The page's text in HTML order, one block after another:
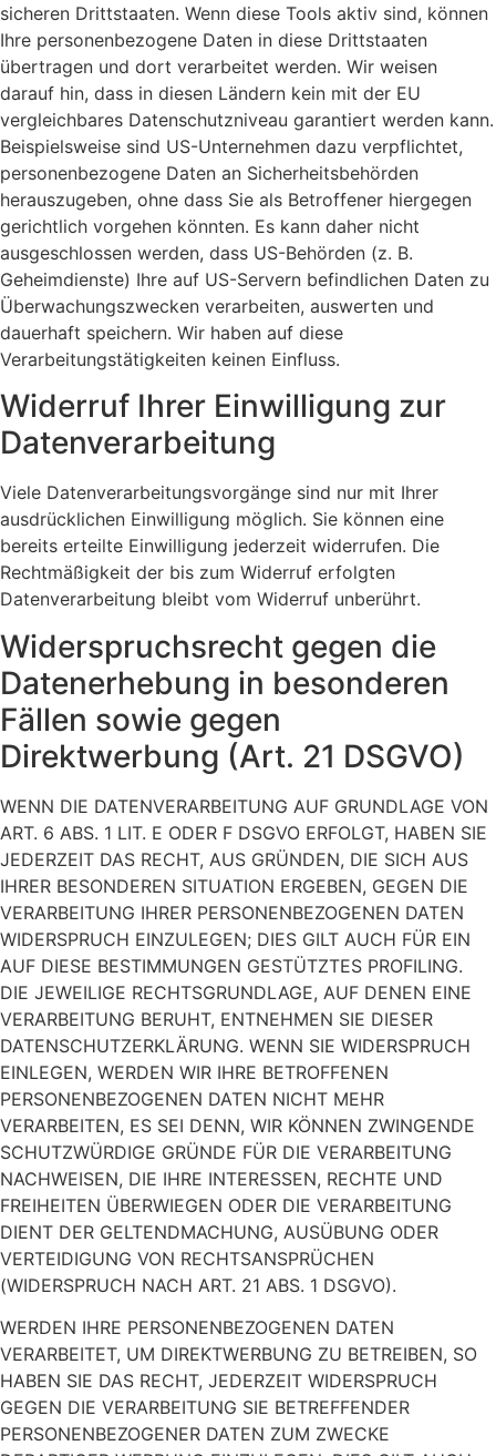
sicheren Drittstaaten. Wenn diese Tools aktiv sind, können
Ihre personenbezogene Daten in diese Drittstaaten
übertragen und dort verarbeitet werden. Wir weisen
darauf hin, dass in diesen Ländern kein mit der EU
vergleichbares Datenschutzniveau garantiert werden kann.
Beispielsweise sind US-Unternehmen dazu verpflichtet,
personenbezogene Daten an Sicherheitsbehörden
herauszugeben, ohne dass Sie als Betroffener hiergegen
gerichtlich vorgehen könnten. Es kann daher nicht
ausgeschlossen werden, dass US-Behörden (z. B.
Geheimdienste) Ihre auf US-Servern befindlichen Daten zu
Überwachungszwecken verarbeiten, auswerten und
dauerhaft speichern. Wir haben auf diese
Verarbeitungstätigkeiten keinen Einfluss.
Widerruf Ihrer Einwilligung zur
Datenverarbeitung
Viele Datenverarbeitungsvorgänge sind nur mit Ihrer
ausdrücklichen Einwilligung möglich. Sie können eine
bereits erteilte Einwilligung jederzeit widerrufen. Die
Rechtmäßigkeit der bis zum Widerruf erfolgten
Datenverarbeitung bleibt vom Widerruf unberührt.
Widerspruchsrecht gegen die
Datenerhebung in besonderen
Fällen sowie gegen
Direktwerbung (Art. 21 DSGVO)
WENN DIE DATENVERARBEITUNG AUF GRUNDLAGE VON
ART. 6 ABS. 1 LIT. E ODER F DSGVO ERFOLGT, HABEN SIE
JEDERZEIT DAS RECHT, AUS GRÜNDEN, DIE SICH AUS
IHRER BESONDEREN SITUATION ERGEBEN, GEGEN DIE
VERARBEITUNG IHRER PERSONENBEZOGENEN DATEN
WIDERSPRUCH EINZULEGEN; DIES GILT AUCH FÜR EIN
AUF DIESE BESTIMMUNGEN GESTÜTZTES PROFILING.
DIE JEWEILIGE RECHTSGRUNDLAGE, AUF DENEN EINE
VERARBEITUNG BERUHT, ENTNEHMEN SIE DIESER
DATENSCHUTZERKLÄRUNG. WENN SIE WIDERSPRUCH
EINLEGEN, WERDEN WIR IHRE BETROFFENEN
PERSONENBEZOGENEN DATEN NICHT MEHR
VERARBEITEN, ES SEI DENN, WIR KÖNNEN ZWINGENDE
SCHUTZWÜRDIGE GRÜNDE FÜR DIE VERARBEITUNG
NACHWEISEN, DIE IHRE INTERESSEN, RECHTE UND
FREIHEITEN ÜBERWIEGEN ODER DIE VERARBEITUNG
DIENT DER GELTENDMACHUNG, AUSÜBUNG ODER
VERTEIDIGUNG VON RECHTSANSPRÜCHEN
(WIDERSPRUCH NACH ART. 21 ABS. 1 DSGVO).
WERDEN IHRE PERSONENBEZOGENEN DATEN
VERARBEITET, UM DIREKTWERBUNG ZU BETREIBEN, SO
HABEN SIE DAS RECHT, JEDERZEIT WIDERSPRUCH
GEGEN DIE VERARBEITUNG SIE BETREFFENDER
PERSONENBEZOGENER DATEN ZUM ZWECKE